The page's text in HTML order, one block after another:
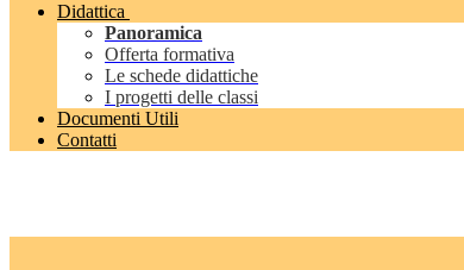
Didattica
Panoramica
Offerta formativa
Le schede didattiche
I progetti delle classi
Documenti Utili
Contatti